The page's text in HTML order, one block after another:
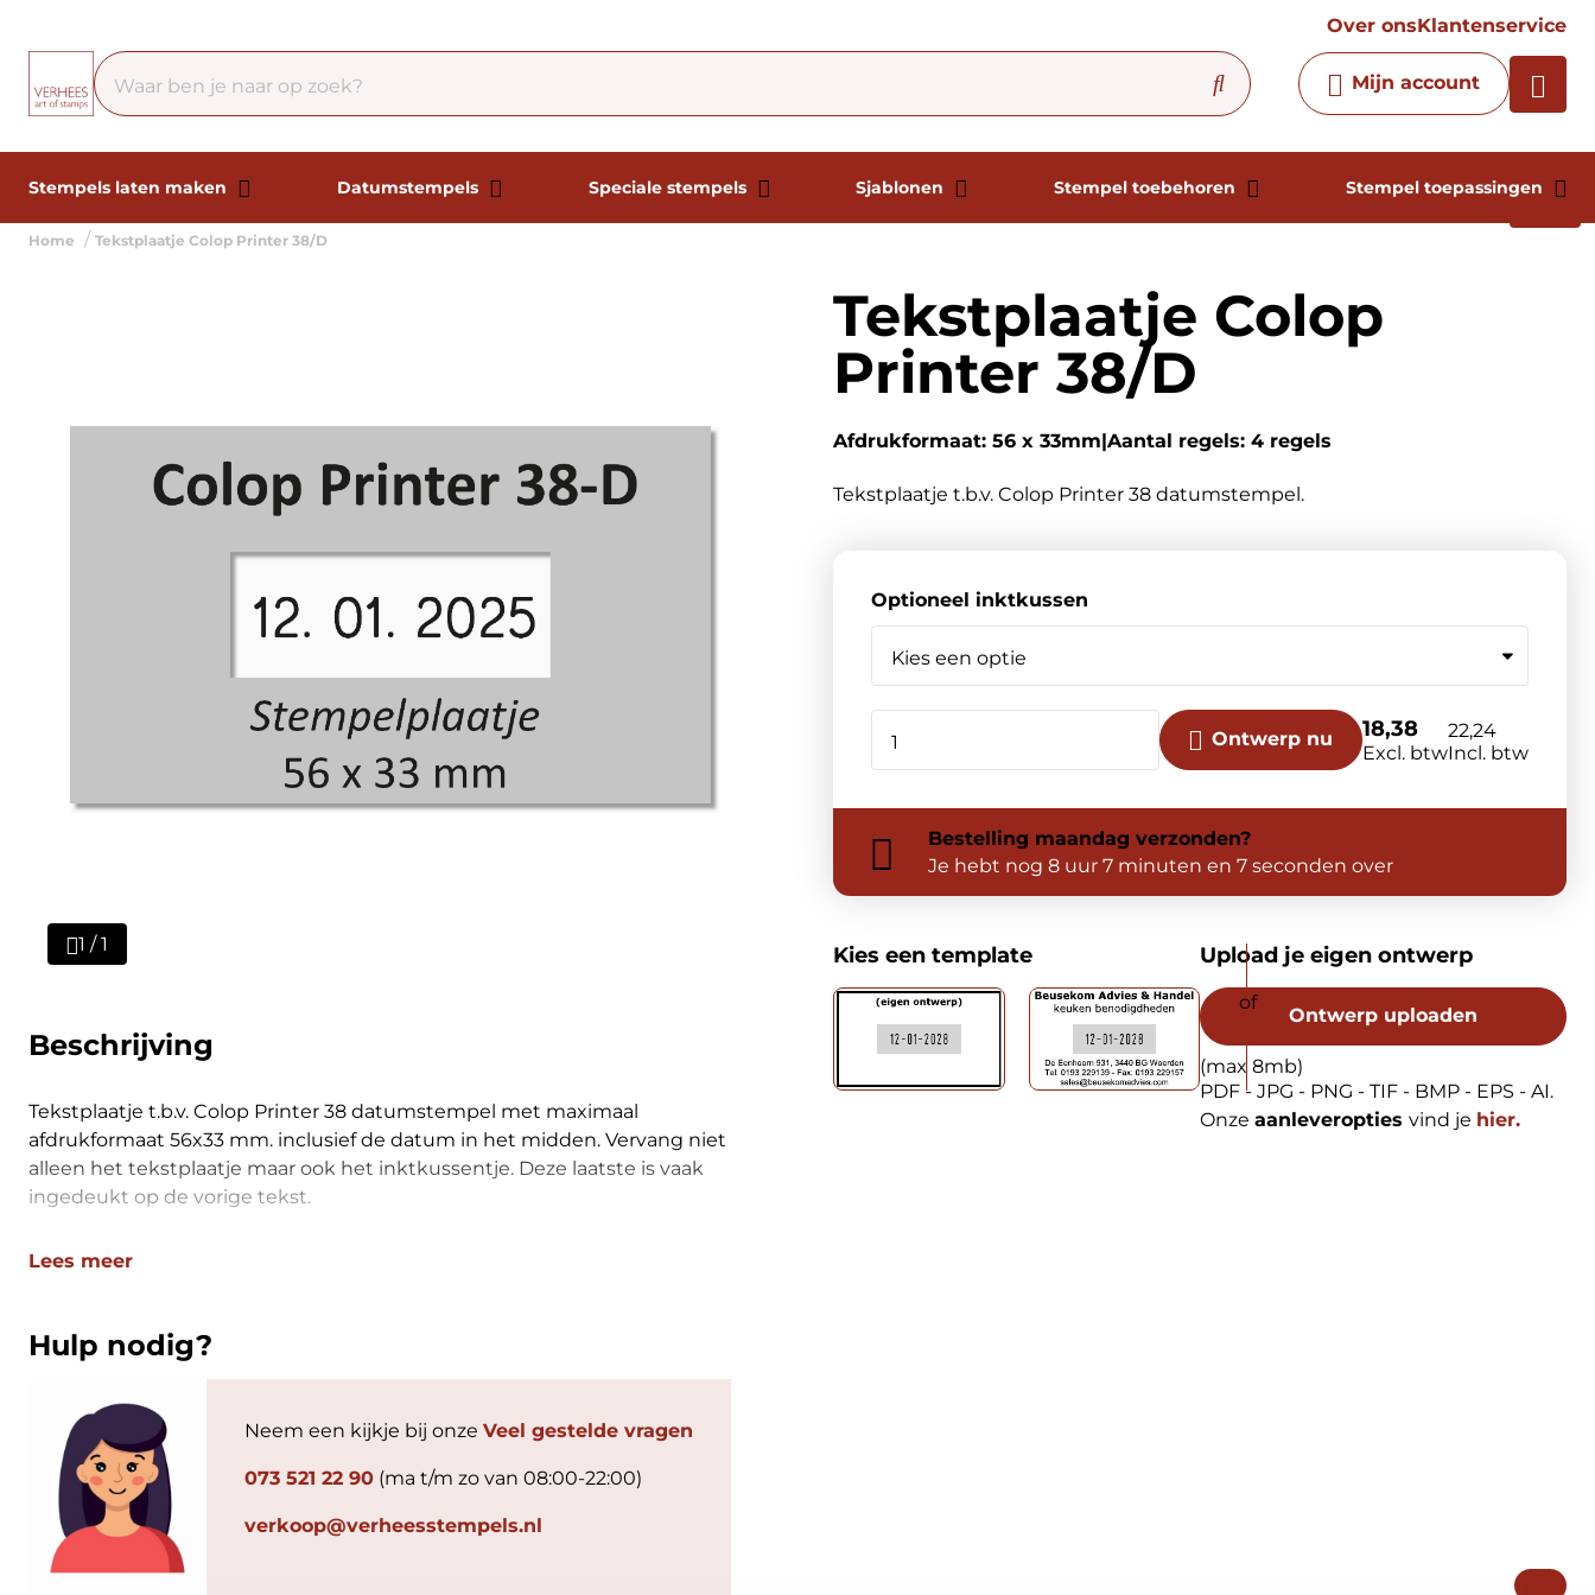
Over onsKlantenservice
Mijn account
Stempels laten maken Datumstempels Speciale stempels Sjablonen Stempel toebehoren Stempel toepassingen
Chatbot
Chat 24/7 met onze chatbot
voor hulp
Contact
Home Tekstplaatje Colop Printer 38/D
1 / 1
Beschrijving
Tekstplaatje t.b.v. Colop Printer 38 datumstempel met maximaal
afdrukformaat 56x33 mm. inclusief de datum in het midden. Vervang niet
alleen het tekstplaatje maar ook het inktkussentje. Deze laatste is vaak
ingedeukt op de vorige tekst.
Lees meer
Hulp nodig?
Neem een kijkje bij onze Veel gestelde vragen
073 521 22 90 (ma t/m zo van 08:00-22:00)
verkoop@verheesstempels.nl
Tekstplaatje Colop
Printer 38/D
Afdrukformaat: 56 x 33mm Aantal regels: 4 regels
Tekstplaatje t.b.v. Colop Printer 38 datumstempel.
Optioneel inktkussen
Ontwerp nu 18,38
Excl. btw
22,24
Incl. btw
Bestelling maandag verzonden?
Je hebt nog 8 uur 7 minuten en 6 seconden over
Kies een template Upload je eigen ontwerp
Ontwerp uploaden
(max 8mb)
PDF - JPG - PNG - TIF - BMP - EPS - AI.
Onze aanleveropties vind je hier.